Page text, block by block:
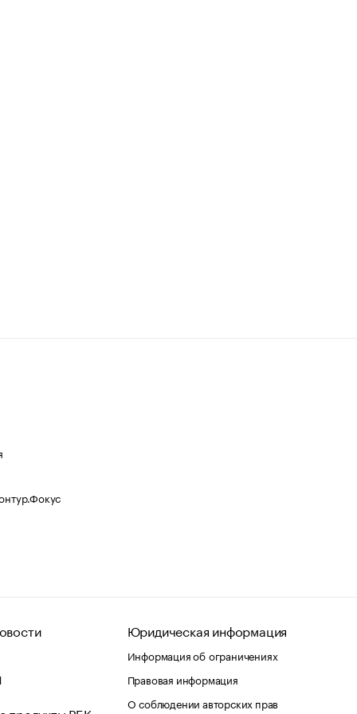
Юридическая информация
Информация об ограничениях
Правовая информация
О соблюдении авторских прав